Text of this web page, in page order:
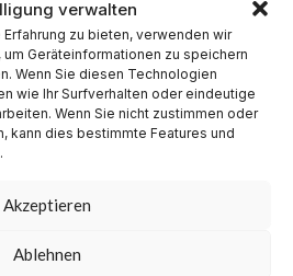
verwalten
zu bieten, verwenden wir
Geräteinformationen zu speichern
Wenn Sie diesen Technologien
wie Ihr Surfverhalten oder eindeutige
Wenn Sie nicht zustimmen oder
kann dies bestimmte Features und
Akzeptieren
Ablehnen